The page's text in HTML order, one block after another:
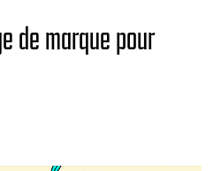
de marque pour